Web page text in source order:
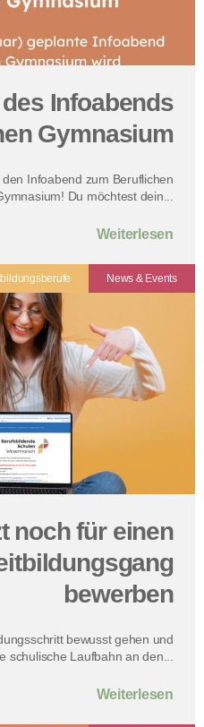
Infoabends
Gymnasium
Infoabend zum Beruflichen
Du möchtest dein...
Weiterlesen
News & Events
noch für einen
bewerben
bewusst gehen und
schulische Laufbahn an den...
Weiterlesen